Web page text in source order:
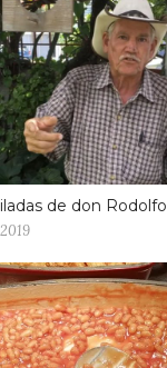
de don Rodolfo